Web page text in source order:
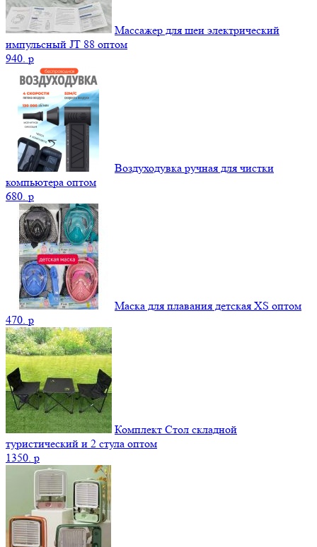
Массажер для шеи электрический
импульсный JT 88 оптом
940. p
Воздуходувка ручная для чистки
компьютера оптом
680. p
Маска для плавания детская XS оптом
470. p
Комплект Стол складной
туристический и 2 стула оптом
1350. p